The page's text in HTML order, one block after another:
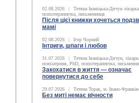
02.08.2026 |
Тетяна Іваніцька-Дячун
психотерапевтка, письменниця
Після цієї книжки хочеться
мамі
02.08.2026 | Ігор Чорний
Інтриги, шпаги і любов
31.07.2026 |
Тетяна Іваніцька-Дячун,
психіатриня, PhD, психотерапевтка,
Закохатися в життя — означає
повернутися до себе
29.07.2026 | Тетяна Торак, м. Івано-
Без миті немає вічности